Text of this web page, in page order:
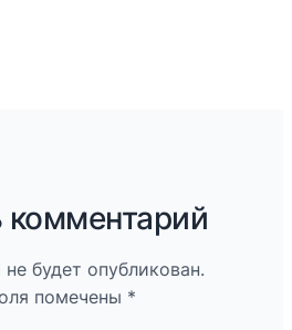
комментарий
будет опубликован.
помечены *